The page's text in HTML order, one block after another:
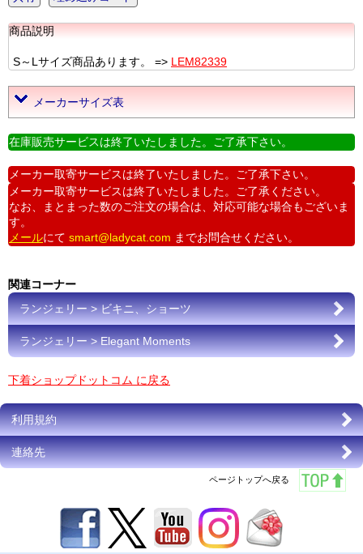
商品説明
S～Lサイズ商品あります。 => LEM82339
メーカーサイズ表
在庫販売サービスは終了いたしました。ご了承下さい。
メーカー取寄サービスは終了いたしました。ご了承下さい。
メーカー取寄サービスは終了いたしました。ご了承ください。
なお、まとまった数のご注文の場合は、対応可能な場合もございま
す。
メールにて smart@ladycat.com までお問合せください。
関連コーナー
ランジェリー > ビキニ、ショーツ
ランジェリー > Elegant Moments
下着ショップドットコム に戻る
利用規約
連絡先
ページトップへ戻る